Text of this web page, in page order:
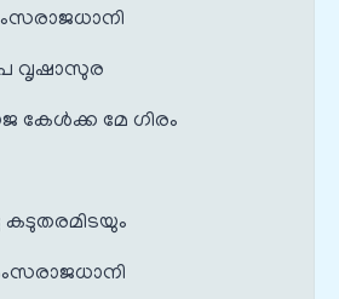
വൃഷാസുര
കേൾക്ക മേ ഗിരം